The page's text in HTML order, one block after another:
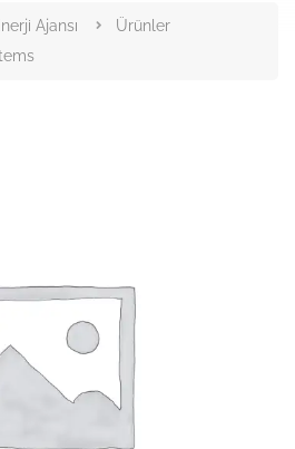
Ajansı
Ürünler